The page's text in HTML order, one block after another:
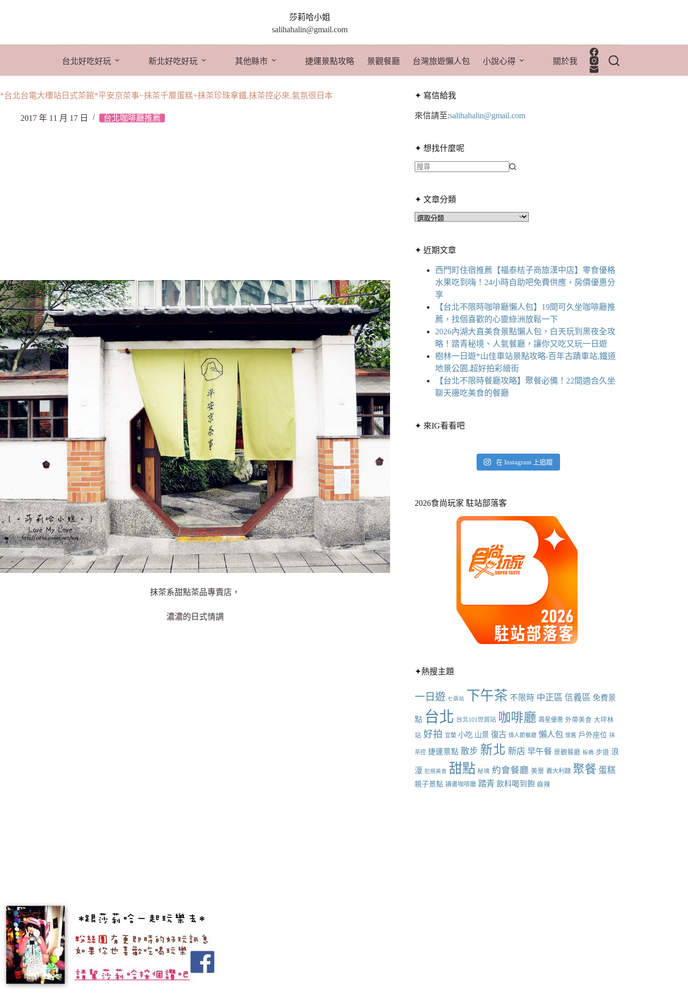
要
莎莉哈小姐
salihahalin@gmail.com
台北好吃好玩 新北好吃好玩 其他縣市 捷運景點攻略 景觀餐廳 台灣旅遊懶人包 小說心得 關於我
*台北台電大樓站日式茶館*平安京茶事~抹茶千層蛋糕+抹茶珍珠拿鐵,抹茶控必來,氣氛很日本
2017 年 11 月 17 日 台北咖啡廳推薦
抹茶系甜點茶品專賣店，
濃濃的日式情調
✦ 寫信給我
來信請至:salihahalin@gmail.com
✦ 想找什麼呢
到
符
件
✦ 文章分類
✦
分
✦ 近期文章
西門町住宿推薦【福泰桔子商旅漢中店】零食優格
水果吃到嗨！24小時自助吧免費供應，房價優惠分
享
【台北不限時咖啡廳懶人包】19間可久坐咖啡廳推
薦，找個喜歡的心靈綠洲放鬆一下
2026內湖大直美食景點懶人包，白天玩到黑夜全攻
略！踏青秘境、人氣餐廳，讓你又吃又玩一日遊
樹林一日遊*山佳車站景點攻略-百年古蹟車站,鐵道
地景公園,超好拍彩繪街
【台北不限時餐廳攻略】聚餐必備！22間適合久坐
聊天邊吃美食的餐廳
✦ 來IG看看吧
在 Instagram 上追蹤
2026食尚玩家 駐站部落客
✦熱搜主題
一日遊 七張站 下午茶 不限時 中正區 信義區 免費景
點 台北 台北101世貿站 咖啡廳 壽星優惠 外帶美食 大坪林
站 好拍 宜蘭 小吃 山景 復古 情人節餐廳 懶人包 懷舊 戶外座位 抹
茶控 捷運景點 散步 新北 新店 早午餐 景觀餐廳 板橋 步道 浪
漫 犯規美食 甜點 秘境 約會餐廳 美景 義大利麵 聚餐 蛋糕
親子景點 讀書咖啡廳 踏青 飲料喝到飽 麻辣